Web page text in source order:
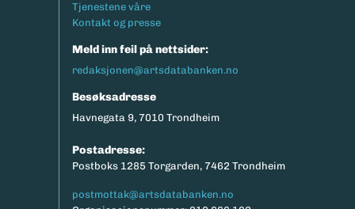
Tjenestene våre
Kontakt og presse
Meld inn feil på nettsider:
redaksjonen@artsdatabanken.no
Besøksadresse
Havnegata 9, 7010 Trondheim
Postadresse:
Postboks 1285 Torgarden, 7462 Trondheim
postmottak@artsdatabanken.no